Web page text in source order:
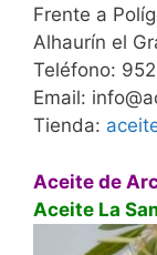
Frente a
Alhaurín el
Teléfono:
Email:
Tienda:
Aceite de
Aceite La